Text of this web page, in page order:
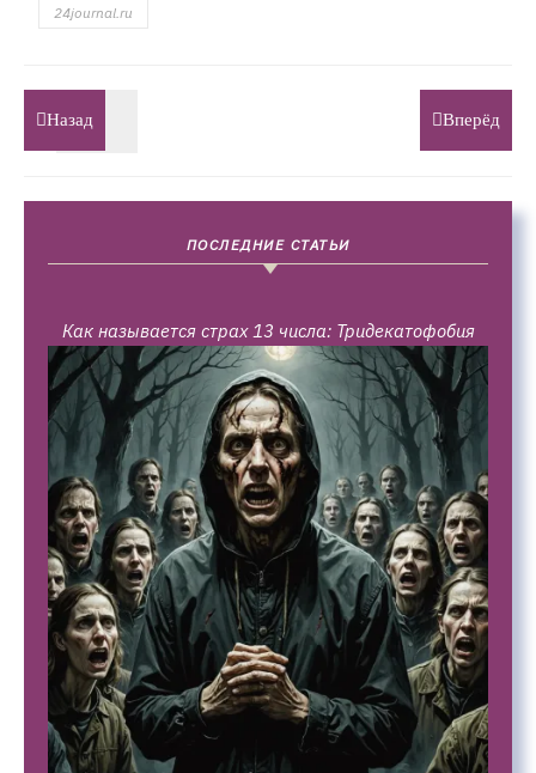
24journal.ru
Назад Вперёд
ПОСЛЕДНИЕ СТАТЬИ
Как называется страх 13 числа: Тридекатофобия